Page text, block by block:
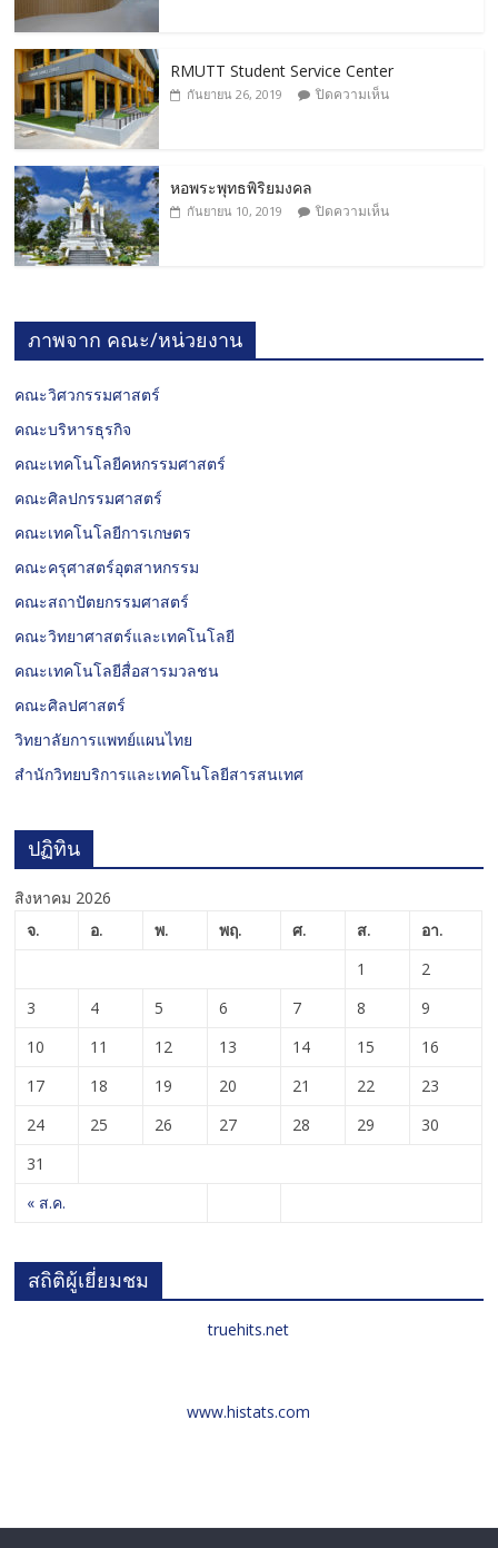
RMUTT Student Service Center
กันยายน 26, 2019 ปิดความเห็น
หอพระพุทธพิริยมงคล
กันยายน 10, 2019 ปิดความเห็น
ภาพจาก คณะ/หน่วยงาน
คณะวิศวกรรมศาสตร์
คณะบริหารธุรกิจ
คณะเทคโนโลยีคหกรรมศาสตร์
คณะศิลปกรรมศาสตร์
คณะเทคโนโลยีการเกษตร
คณะครุศาสตร์อุตสาหกรรม
คณะสถาปัตยกรรมศาสตร์
คณะวิทยาศาสตร์และเทคโนโลยี
คณะเทคโนโลยีสื่อสารมวลชน
คณะศิลปศาสตร์
วิทยาลัยการแพทย์แผนไทย
สำนักวิทยบริการและเทคโนโลยีสารสนเทศ
ปฏิทิน
สิงหาคม 2026
จ.
อ. พ. พฤ. ศ. ส. อา.
« ส.ค.
1
2
3
4 5 6 7 8
9
10
11 12 13 14 15
16
17
18 19 20 21 22
23
24
25 26 27 28 29
30
31
สถิติผู้เยี่ยมชม
truehits.net
www.histats.com